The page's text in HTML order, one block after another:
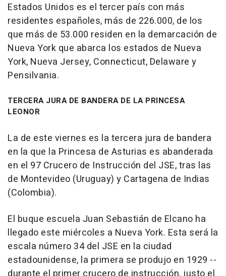
Estados Unidos es el tercer país con más
residentes españoles, más de 226.000, de los
que más de 53.000 residen en la demarcación de
Nueva York que abarca los estados de Nueva
York, Nueva Jersey, Connecticut, Delaware y
Pensilvania.
TERCERA JURA DE BANDERA DE LA PRINCESA
LEONOR
La de este viernes es la tercera jura de bandera
en la que la Princesa de Asturias es abanderada
en el 97 Crucero de Instrucción del JSE, tras las
de Montevideo (Uruguay) y Cartagena de Indias
(Colombia).
El buque escuela Juan Sebastián de Elcano ha
llegado este miércoles a Nueva York. Esta será la
escala número 34 del JSE en la ciudad
estadounidense, la primera se produjo en 1929 --